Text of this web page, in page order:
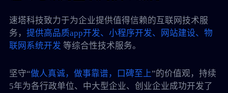
速塔科技致力于为企业提供值得信赖的互联网技术服
务， 提供高品质app开发、小程序开发、网站建设、物
联网系统开发 等综合性技术服务。
坚守“做人真诚，做事靠谱，口碑至上”的价值观，持续
5年为各行政单位、中大型企业、创业企业成功开发了